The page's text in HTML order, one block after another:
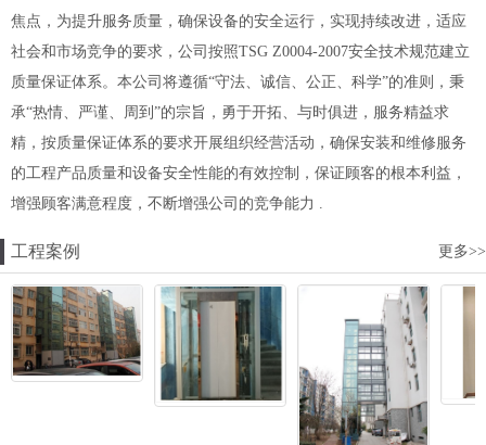
焦点，为提升服务质量，确保设备的安全运行，实现持续改进，适应
社会和市场竞争的要求，公司按照TSG Z0004-2007安全技术规范建立
质量保证体系。本公司将遵循“守法、诚信、公正、科学”的准则，秉
承“热情、严谨、周到”的宗旨，勇于开拓、与时俱进，服务精益求
精，按质量保证体系的要求开展组织经营活动，确保安装和维修服务
的工程产品质量和设备安全性能的有效控制，保证顾客的根本利益，
增强顾客满意程度，不断增强公司的竞争能力 .
工程案例 更多>>